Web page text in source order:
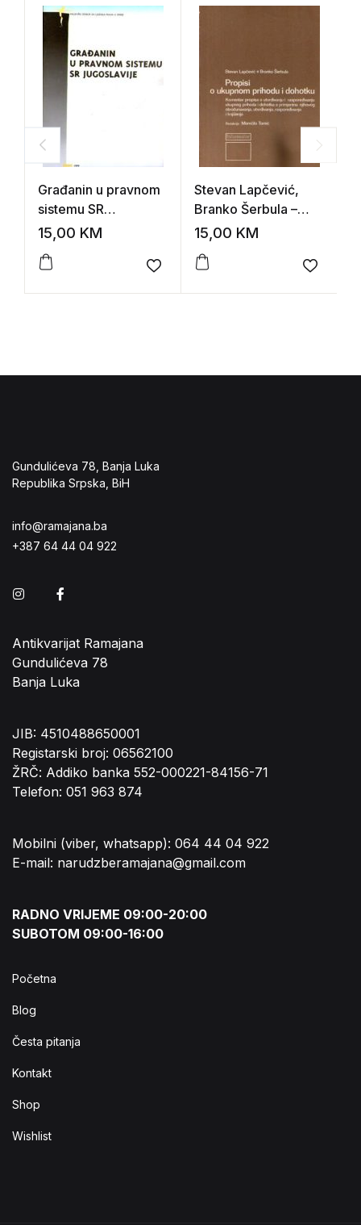
Građanin u pravnom
sistemu SR
Jugoslavije
15,00 KM
Add to wishlist
Stevan Lapčević,
Branko Šerbula –
Propisi o ukupnom
15,00 KM
Add to
Gundulićeva 78, Banja Luka
Republika Srpska, BiH
info@ramajana.ba
+387 64 44 04 922
Instagram
Antikvarijat Ramajana
Gundulićeva 78
Banja Luka
JIB: 4510488650001
Registarski broj: 06562100
ŽRČ: Addiko banka 552-000221-84156-71
Telefon: 051 963 874
Mobilni (viber, whatsapp): 064 44 04 922
E-mail: narudzberamajana@gmail.com
RADNO VRIJEME 09:00-20:00
SUBOTOM 09:00-16:00
Početna
Blog
Česta pitanja
Kontakt
Shop
Wishlist